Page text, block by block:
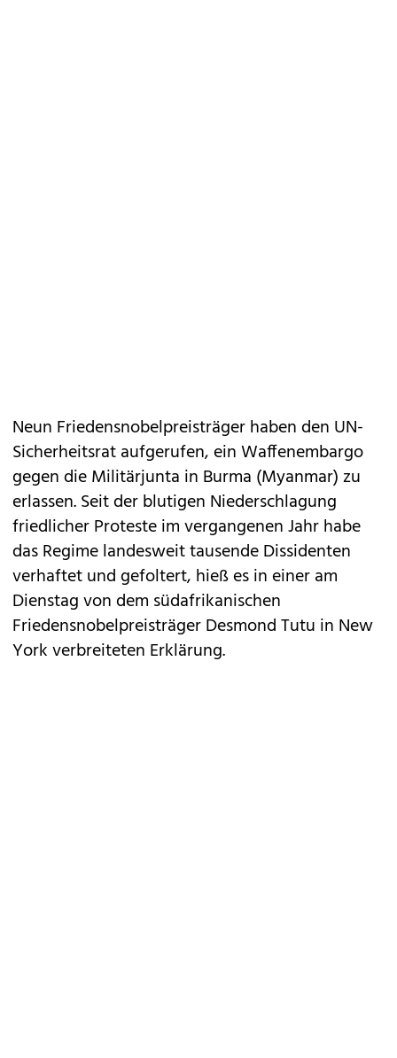
Neun Friedensnobelpreisträger haben den UN-
Sicherheitsrat aufgerufen, ein Waffenembargo
gegen die Militärjunta in Burma (Myanmar) zu
erlassen. Seit der blutigen Niederschlagung
friedlicher Proteste im vergangenen Jahr habe
das Regime landesweit tausende Dissidenten
verhaftet und gefoltert, hieß es in einer am
Dienstag von dem südafrikanischen
Friedensnobelpreisträger Desmond Tutu in New
York verbreiteten Erklärung.